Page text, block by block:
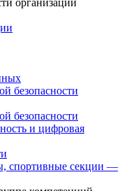
организации
безопасности
безопасности
и цифровая
спортивные секции —